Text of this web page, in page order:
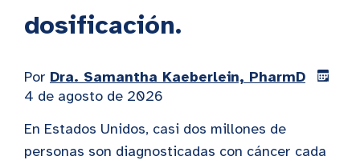
dosificación.
Por Dra. Samantha Kaeberlein, PharmD
4 de agosto de 2026
En Estados Unidos, casi dos millones de
personas son diagnosticadas con cáncer cada